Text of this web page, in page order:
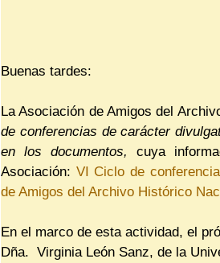
Buenas tardes:
La Asociación de Amigos del
de conferencias de carácter
en los documentos,cuya
Asociación: VI Ciclo de
de Amigos del Archivo Histórico
En el marco de esta actividad, el
Dña. Virginia León Sanz, de la